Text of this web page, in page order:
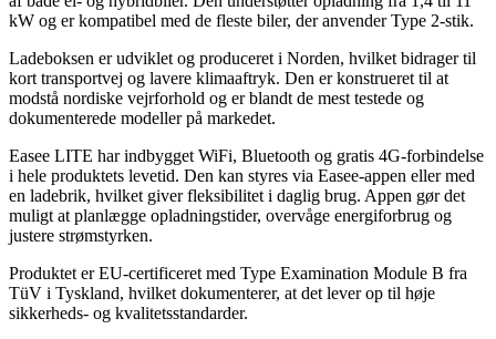
kW og er kompatibel med de fleste biler, der anvender Type 2-stik.
Ladeboksen er udviklet og produceret i Norden, hvilket bidrager til
kort transportvej og lavere klimaaftryk. Den er konstrueret til at
modstå nordiske vejrforhold og er blandt de mest testede og
dokumenterede modeller på markedet.
Easee LITE har indbygget WiFi, Bluetooth og gratis 4G-forbindelse
i hele produktets levetid. Den kan styres via Easee-appen eller med
en ladebrik, hvilket giver fleksibilitet i daglig brug. Appen gør det
muligt at planlægge opladningstider, overvåge energiforbrug og
justere strømstyrken.
Produktet er EU-certificeret med Type Examination Module B fra
TüV i Tyskland, hvilket dokumenterer, at det lever op til høje
sikkerheds- og kvalitetsstandarder.